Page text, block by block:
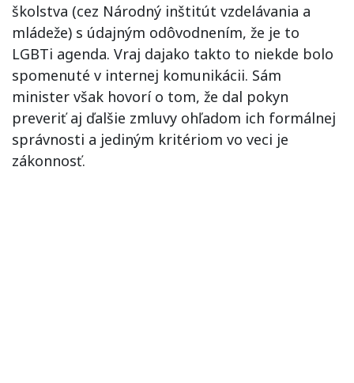
školstva (cez Národný inštitút vzdelávania a
mládeže) s údajným odôvodnením, že je to
LGBTi agenda. Vraj dajako takto to niekde bolo
spomenuté v internej komunikácii. Sám
minister však hovorí o tom, že dal pokyn
preveriť aj ďalšie zmluvy ohľadom ich formálnej
správnosti a jediným kritériom vo veci je
zákonnosť.